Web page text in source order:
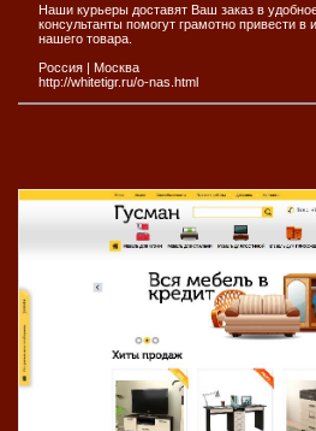
Наши курьеры доставят Ваш заказ в
консультанты помогут грамотно привести
нашего товара.
Россия | Москва
http://whitetigr.ru/o-nas.html